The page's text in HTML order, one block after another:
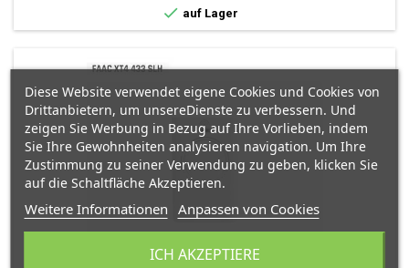
 auf Lager
Diese Website verwendet eigene Cookies und Cookies von
Drittanbietern, um unsereDienste zu verbessern. Und
zeigen Sie Werbung in Bezug auf Ihre Vorlieben, indem
Sie Ihre Gewohnheiten analysieren navigation. Um Ihre
Zustimmung zu seiner Verwendung zu geben, klicken Sie
auf die Schaltfläche Akzeptieren.
Weitere Informationen Anpassen von Cookies
ICH AKZEPTIERE